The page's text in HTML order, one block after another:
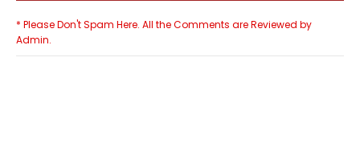
* Please Don't Spam Here. All the Comments are Reviewed by
Admin.